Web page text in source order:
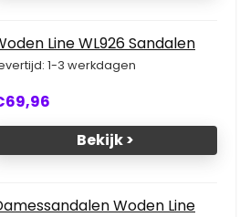
Line WL926 Sandalen
1-3 werkdagen
Bekijk >
Woden Line